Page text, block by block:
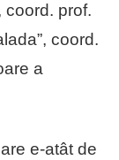
coord. prof.
coord.
a
e-atât de